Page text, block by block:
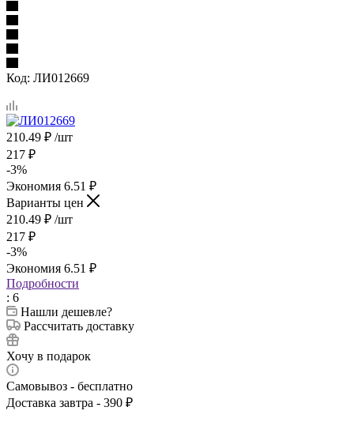
Код: ЛИ012669
210.49 ₽ /шт
217 ₽
-3%
Экономия 6.51 ₽
Варианты цен
210.49 ₽ /шт
217 ₽
-3%
Экономия 6.51 ₽
Подробности
: 6
Нашли дешевле?
Рассчитать доставку
Хочу в подарок
Самовывоз - бесплатно
Доставка завтра - 390 ₽